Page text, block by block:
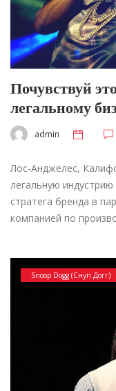
Почувствуй
легальному
admin
Лос-Анджелес,
легальную
стратега бренда в
компанией по
Snoop Dogg (Снуп Догг)